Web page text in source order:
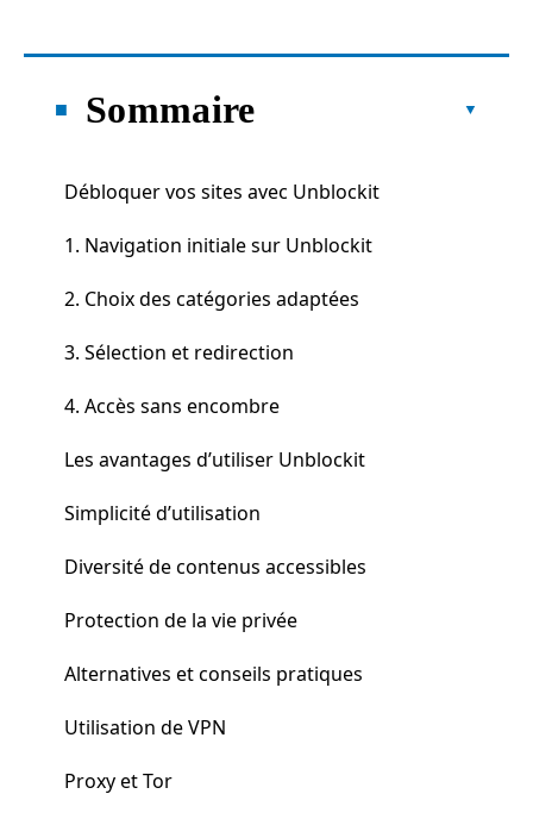
Sommaire
Débloquer vos sites avec Unblockit
1. Navigation initiale sur Unblockit
2. Choix des catégories adaptées
3. Sélection et redirection
4. Accès sans encombre
Les avantages d’utiliser Unblockit
Simplicité d’utilisation
Diversité de contenus accessibles
Protection de la vie privée
Alternatives et conseils pratiques
Utilisation de VPN
Proxy et Tor